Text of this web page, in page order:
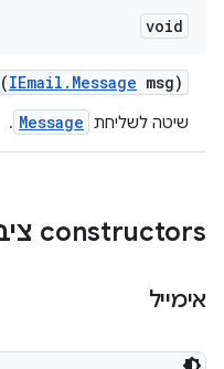
void
(IEmail . Message msg)
שיטה לשליחת Message
.
‫constructors ציבוריים
אימייל